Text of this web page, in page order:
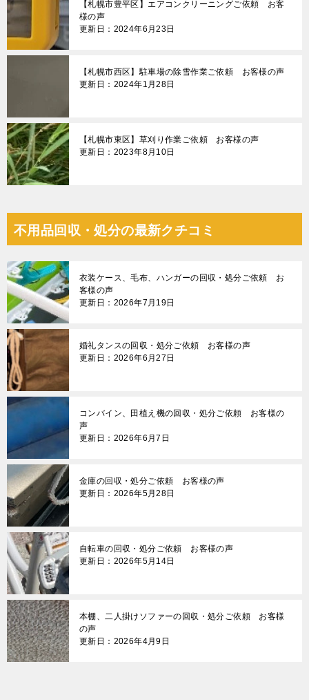
【札幌市豊平区】エアコンクリーニングご依頼 お客
様の声
更新日：2024年6月23日
【札幌市西区】駐車場の除雪作業ご依頼 お客様の声
更新日：2024年1月28日
【札幌市東区】草刈り作業ご依頼 お客様の声
更新日：2023年8月10日
不用品回収・処分の最新クチコミ
衣装ケース、毛布、ハンガーの回収・処分ご依頼 お
客様の声
更新日：2026年7月19日
婚礼タンスの回収・処分ご依頼 お客様の声
更新日：2026年6月27日
コンバイン、田植え機の回収・処分ご依頼 お客様の
声
更新日：2026年6月7日
金庫の回収・処分ご依頼 お客様の声
更新日：2026年5月28日
自転車の回収・処分ご依頼 お客様の声
更新日：2026年5月14日
本棚、二人掛けソファーの回収・処分ご依頼 お客様
の声
更新日：2026年4月9日